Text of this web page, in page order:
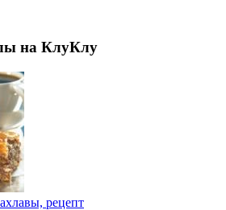
на КлуКлу
рецепт